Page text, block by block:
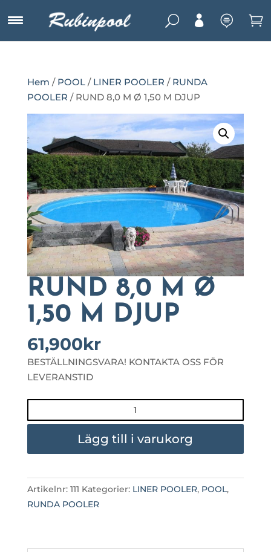
U   
Hem / POOL/ LINER POOLER / RUNDA
POOLER / RUND 8,0 M Ø 1,50 M DJUP
RUND 8,0 M Ø
1,50 M DJUP
61,900kr
BESTÄLLNINGSVARA! KONTAKTA OSS FÖR
LEVERANSTID
8,0
Ø
M
Lägg till i varukorg
Artikelnr: 111 Kategorier: LINER POOLER, POOL,
RUNDA POOLER